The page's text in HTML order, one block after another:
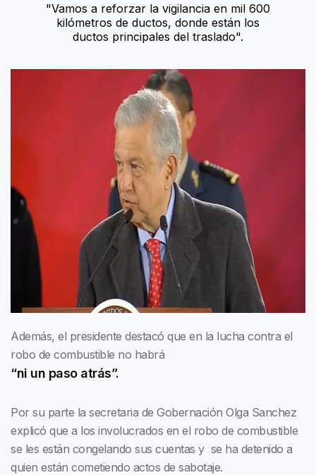
"Vamos a reforzar la vigilancia en mil 600
kilómetros de ductos, donde están los
ductos principales del traslado".
Además, el presidente destacó que en la lucha contra el
robo de combustible no habrá
“ni un paso atrás”.
Por su parte la secretaria de Gobernación Olga Sanchez
explicó que a los involucrados en el robo de combustible
se les están congelando sus cuentas y se ha detenido a
quien están cometiendo actos de sabotaje.